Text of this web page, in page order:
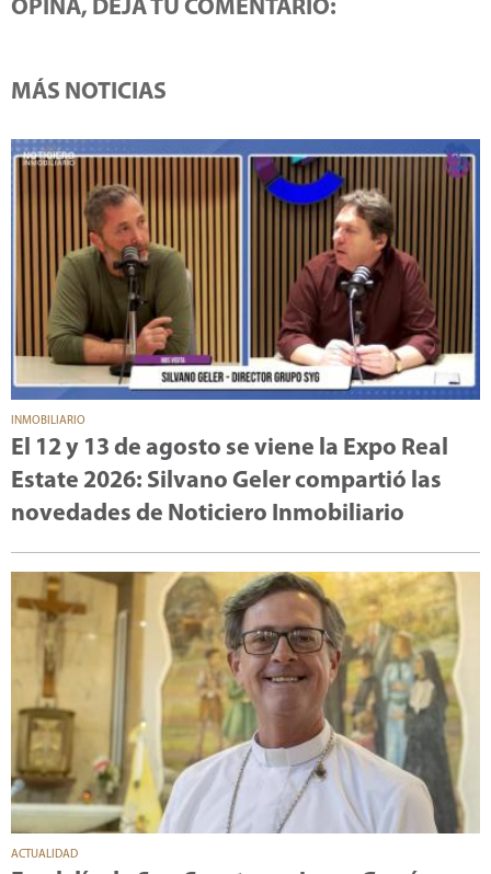
OPINÁ, DEJÁ TU COMENTARIO:
MÁS NOTICIAS
INMOBILIARIO
El 12 y 13 de agosto se viene la Expo Real
Estate 2026: Silvano Geler compartió las
novedades de Noticiero Inmobiliario
ACTUALIDAD